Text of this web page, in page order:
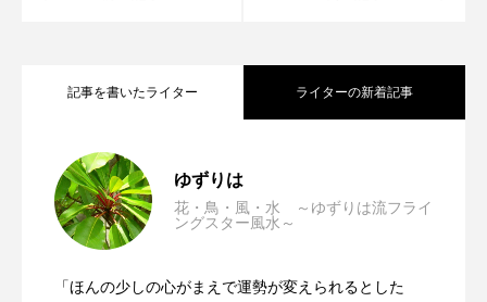
記事を書いたライター ライターの新着記事
ゆずりは
花・鳥・風・水 ～ゆずりは流フライ
ングスター風水～
「ほんの少しの心がまえで運勢が変えられるとした
2025.08.13
2025.07.08 第九運 第二年 未月（2025年7月7日～